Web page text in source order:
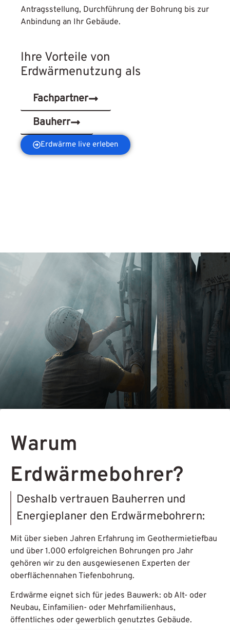
Antragsstellung, Durchführung der Bohrung bis zur
Anbindung an Ihr Gebäude.
Ihre Vorteile von
Erdwärmenutzung als
Fachpartner
Bauherr
Erdwärme live erleben
Warum
Erdwärmebohrer?
Deshalb vertrauen Bauherren und
Energieplaner den Erdwärmebohrern:
Mit über sieben Jahren Erfahrung im Geothermietiefbau
und über 1.000 erfolgreichen Bohrungen pro Jahr
gehören wir zu den ausgewiesenen Experten der
oberflächennahen Tiefenbohrung.
Erdwärme eignet sich für jedes Bauwerk: ob Alt- oder
Neubau, Einfamilien- oder Mehrfamilienhaus,
öffentliches oder gewerblich genutztes Gebäude.